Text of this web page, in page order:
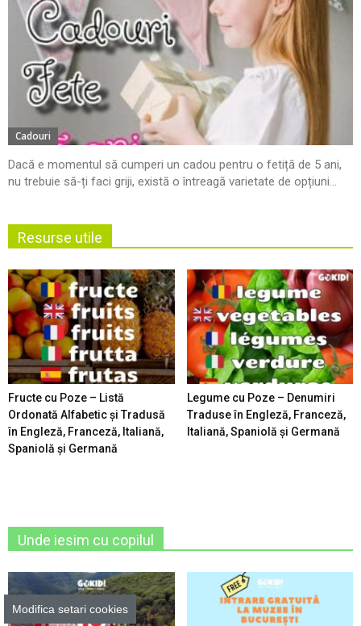
Cadouri
Dacă e momentul să cumperi un cadou pentru o fetiță de 5 ani,
nu trebuie să-ți faci griji, există o întreagă varietate de opțiuni...
Resurse utile
Fructe cu Poze – Listă
Ordonată Alfabetic şi Tradusă
în Engleză, Franceză, Italiană,
Spaniolă şi Germană
Legume cu Poze – Denumiri
Traduse în Engleză, Franceză,
Italiană, Spaniolă şi Germană
Unde iesim cu copilul
Modifica setari cookies